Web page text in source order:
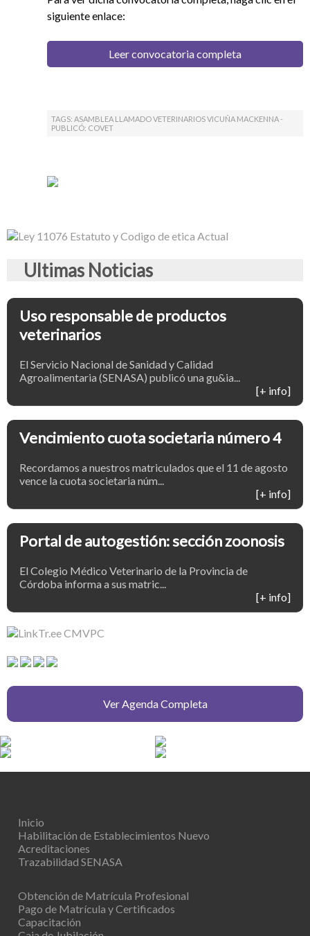
siguiente enlace:
Leer convocatoria completa
TAGS: ASAMBLEA LLAMADO VETERINARIOS VICUÑA MACKENNA -
PUBLICÓ: COVET
Ultimas Noticias
Uso responsable de productos
veterinarios
El Servicio Nacional de Sanidad y Calidad
Agroalimentaria (SENASA) publicó una gu&ia...
[+ info]
Vencimiento cuota societaria número 4
Recordamos a nuestros matriculados que el 11 de agosto
vence la cuota societaria núm...
[+ info]
Portal de autogestión: sección zoonosis
El Colegio Médico Veterinario de la Provincia de
Córdoba informa a sus matric...
[+ info]
Ver Agenda Completa
Inicio
Habilitación de Establecimientos Nuevo
Acreditaciones
Trazabilidad SENASA
Obtención de Matrícula Profesional
Pago de Matrícula y Certificados
Capacitación